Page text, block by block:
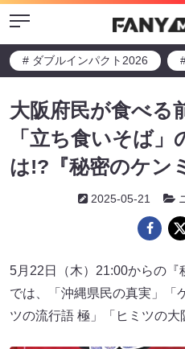
Menu
# ダブルインパクト2026
大阪府民が食べる
「立ち食いそば
は!?『秘密のケン
2025-05-21
5月22日（木）21:00からの『
では、「沖縄県民の真実」
ツの流行語 極」「ヒミツの大